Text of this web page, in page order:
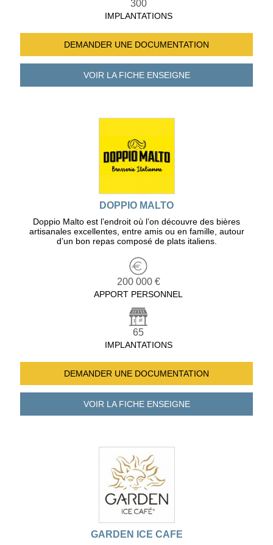
300
IMPLANTATIONS
DEMANDER UNE DOCUMENTATION
VOIR LA FICHEENSEIGNE
DOPPIO MALTO
Doppio Malto est l’endroit où l’on découvre des bières
artisanales excellentes, entre amis ou en famille, autour
d’un bon repas composé de plats italiens.
200 000 €
APPORT PERSONNEL
65
IMPLANTATIONS
DEMANDER UNE DOCUMENTATION
VOIR LA FICHEENSEIGNE
GARDEN ICE CAFE